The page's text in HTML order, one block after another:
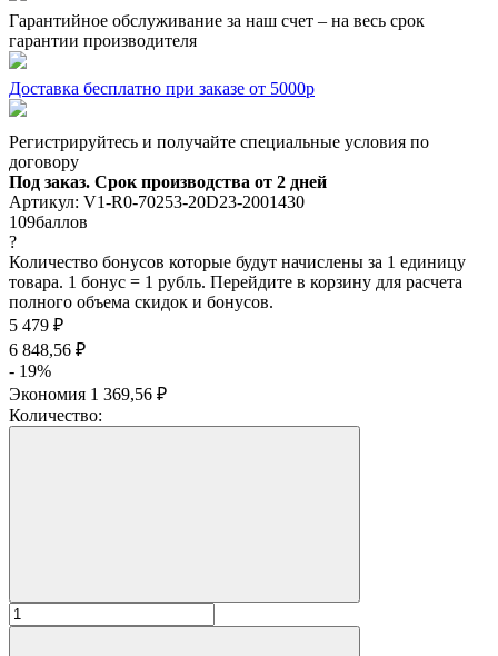
Гарантийное обслуживание за наш счет – на весь срок
гарантии производителя
Доставка бесплатно при заказе от 5000р
Регистрируйтесь и получайте специальные условия по
договору
Под заказ. Срок производства от 2 дней
Артикул: V1-R0-70253-20D23-2001430
109баллов
?
Количество бонусов которые будут начислены за 1 единицу
товара. 1 бонус = 1 рубль. Перейдите в корзину для расчета
полного объема скидок и бонусов.
5 479 ₽
6 848,56 ₽
- 19%
Экономия 1 369,56 ₽
Количество: